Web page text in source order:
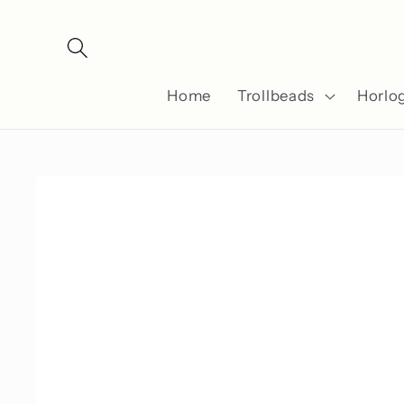
content
Home Trollbeads